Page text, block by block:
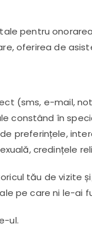
pentru
oferirea de
(sms, e-mail,
constând în
preferințele,
credințele
tău de vizite
pe care ni le-ai
ul.